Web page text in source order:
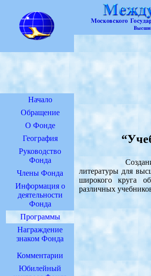
Начало
Обращение
О Фонде
География
Руководство
Фонда
Члены Фонда
Информация о
деятельности
Фонда
Программы
Награждение
знаком Фонда
Комментарии
Юбилейный
Создание
литературы для
широкого круга
различных